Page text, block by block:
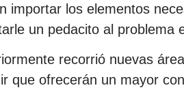
importar los elementos
un pedacito al problema
recorrió nuevas
que ofrecerán un mayor